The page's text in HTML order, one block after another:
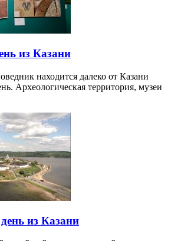
из Казани
находится далеко от Казани
Археологическая территория, музеи
из Казани